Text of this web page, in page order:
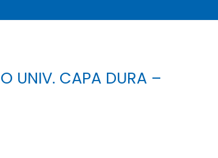
UNIV. CAPA DURA –